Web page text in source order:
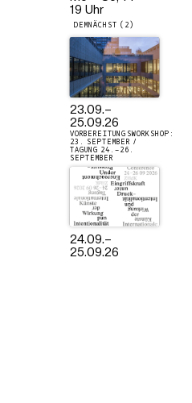
19 Uhr
DEMNÄCHST (2)
23.09.–
25.09.26
VORBEREITUNGSWORKSHOP:
23. SEPTEMBER /
TAGUNG 24.–26.
SEPTEMBER
24.09.–
25.09.26